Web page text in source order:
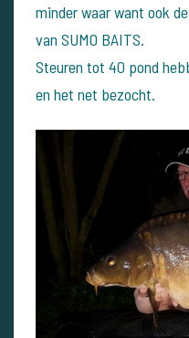
minder waar want ook
van SUMO BAITS.
Steuren tot 40 pond
en het net bezocht.